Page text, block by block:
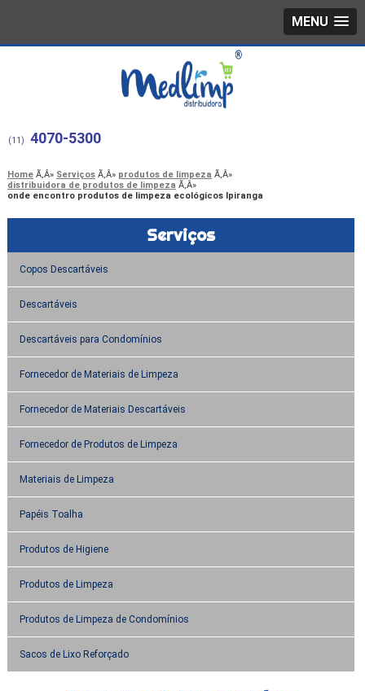
MENU
(11) 4070-5300
Home Serviços
produtos de limpeza
distribuidora de produtos de limpeza
onde encontro produtos de limpeza ecológicos Ipiranga
Serviços
Copos Descartáveis
Descartáveis
Descartáveis para Condomínios
Fornecedor de Materiais de Limpeza
Fornecedor de Materiais Descartáveis
Fornecedor de Produtos de Limpeza
Materiais de Limpeza
Papéis Toalha
Produtos de Higiene
Produtos de Limpeza
Produtos de Limpeza de Condomínios
Sacos de Lixo Reforçado